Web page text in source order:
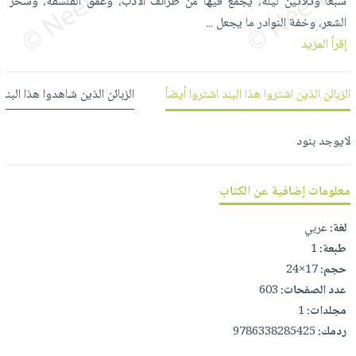
العناية
بالأسنان
الحمية
والتغذية
أدوات
المائدة
الأوعية
والتخزين
أدوات
المطبخ
الأكثر
مبيعاً
العودة
للمدارس
اكسسوارات
اكسسوارات
منزلية
اكسسوارات
مطرزات
حقائب
حلي
عناية
بالذات
شحن
مجاني
مختارة
اشتراكات
الاشتراكات
صندوق
القراءة
بلا
حدود
متقدم
نيل
وفرات
عن
الشركة
سياسة
حسابك
لائحة
الشعر، وخفة النوادر ما يجعل...
إقرأ المزيد
الزبائن الذين اشتروا هذا البند اشتروا أيضاً الزبائن الذين شاهدوا هذا
لايوجد بنود
معلومات إضافية عن الكتاب
لغة:عربي
طبعة:1
حجم:17×24
عدد الصفحات:603
مجلدات:1
ردمك:9786338285425